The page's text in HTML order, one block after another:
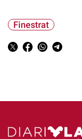
Finestrat